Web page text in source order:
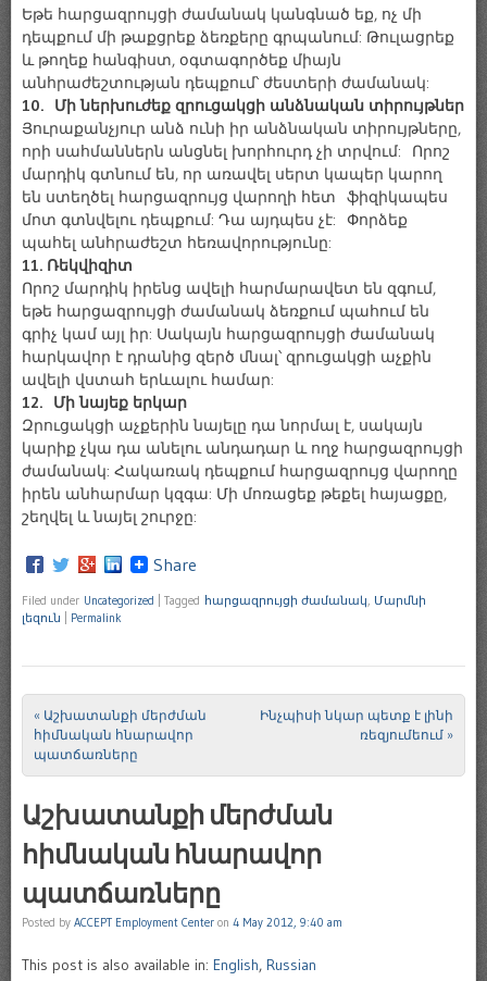
Եթե հարցազրույցի ժամանակ կանգնած եք, ոչ մի
դեպքում մի թաքցրեք ձեռքերը գրպանում: Թուլացրեք
և թողեք հանգիստ, օգտագործեք միայն
անհրաժեշտության դեպքում՝ ժեստերի ժամանակ:
10. Մի ներխուժեք զրուցակցի անձնական տիրույթներ
Յուրաքանչյուր անձ ունի իր անձնական տիրույթները,
որի սահմաններն անցնել խորհուրդ չի տրվում: Որոշ
մարդիկ գտնում են, որ առավել սերտ կապեր կարող
են ստեղծել հարցազրույց վարողի հետ ֆիզիկապես
մոտ գտնվելու դեպքում: Դա այդպես չէ: Փորձեք
պահել անհրաժեշտ հեռավորությունը:
11. Ռեկվիզիտ
Որոշ մարդիկ իրենց ավելի հարմարավետ են զգում,
եթե հարցազրույցի ժամանակ ձեռքում պահում են
գրիչ կամ այլ իր: Սակայն հարցազրույցի ժամանակ
հարկավոր է դրանից զերծ մնալ՝ զրուցակցի աչքին
ավելի վստահ երևալու համար:
12. Մի նայեք երկար
Զրուցակցի աչքերին նայելը դա նորմալ է, սակայն
կարիք չկա դա անելու անդադար և ողջ հարցազրույցի
ժամանակ: Հակառակ դեպքում հարցազրույց վարողը
իրեն անհարմար կզգա: Մի մոռացեք թեքել հայացքը,
շեղվել և նայել շուրջը:
Share
Filed under Uncategorized Tagged հարցազրույցի ժամանակ, Մարմնի
լեզուն
Permalink
Post navigation
« Աշխատանքի մերժման
հիմնական հնարավոր
պատճառները
Ինչպիսի նկար պետք է լինի
ռեզյումեում »
Աշխատանքի մերժման
հիմնական հնարավոր
պատճառները
Posted by ACCEPT Employment Center on 4 May 2012, 9:40 am
This post is also available in: English, Russian